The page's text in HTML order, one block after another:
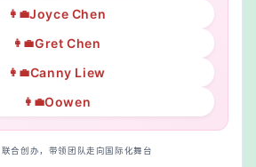
👩‍💼Joyce Chen
👩‍💼Gret Chen
👩‍💼Canny Liew
👩‍💼Oowen
合创办，带领团队走向国际化舞台